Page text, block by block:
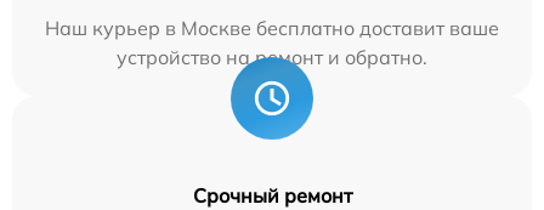
Наш курьер в Москве бесплатно доставит ваше
устройство на ремонт и обратно.
Срочный ремонт